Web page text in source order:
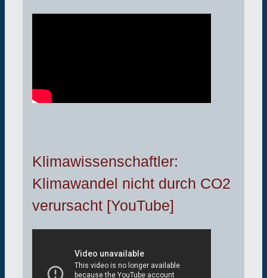
Klimawissenschaftler:
Klimawandel nicht durch CO2
verursacht [YouTube]